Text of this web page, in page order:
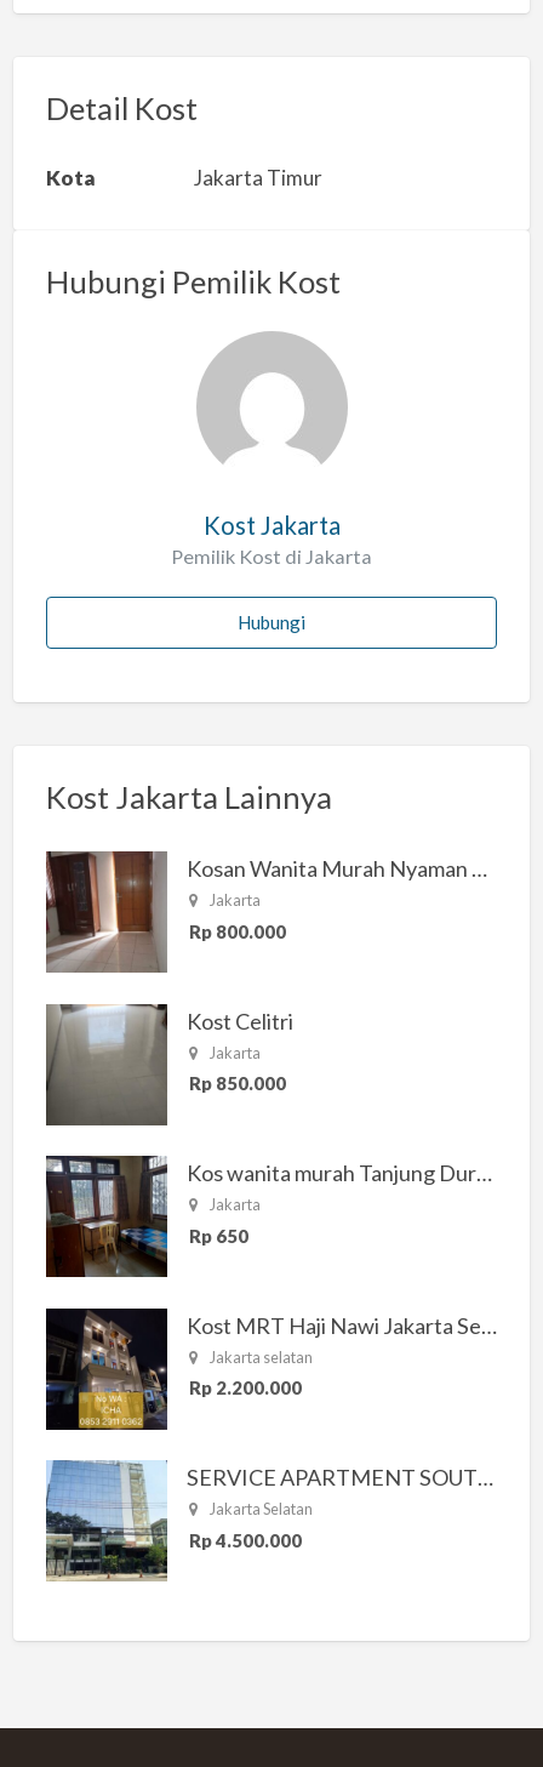
r
a
s
Detail Kost
Kota Jakarta Timur
Hubungi Pemilik Kost
Kost Jakarta
Pemilik Kost di Jakarta
Hubungi
Kost Jakarta Lainnya
Kosan Wanita Murah Nyaman di Jakarta Selatan
Jakarta
Rp 800.000
Kost Celitri
Jakarta
Rp 850.000
Kos wanita murah Tanjung Duren Jakarta Barat
Jakarta
Rp 650
Kost MRT Haji Nawi Jakarta Selatan
Jakarta selatan
Rp 2.200.000
SERVICE APARTMENT SOUTH RESIDENCE
Jakarta Selatan
Rp 4.500.000